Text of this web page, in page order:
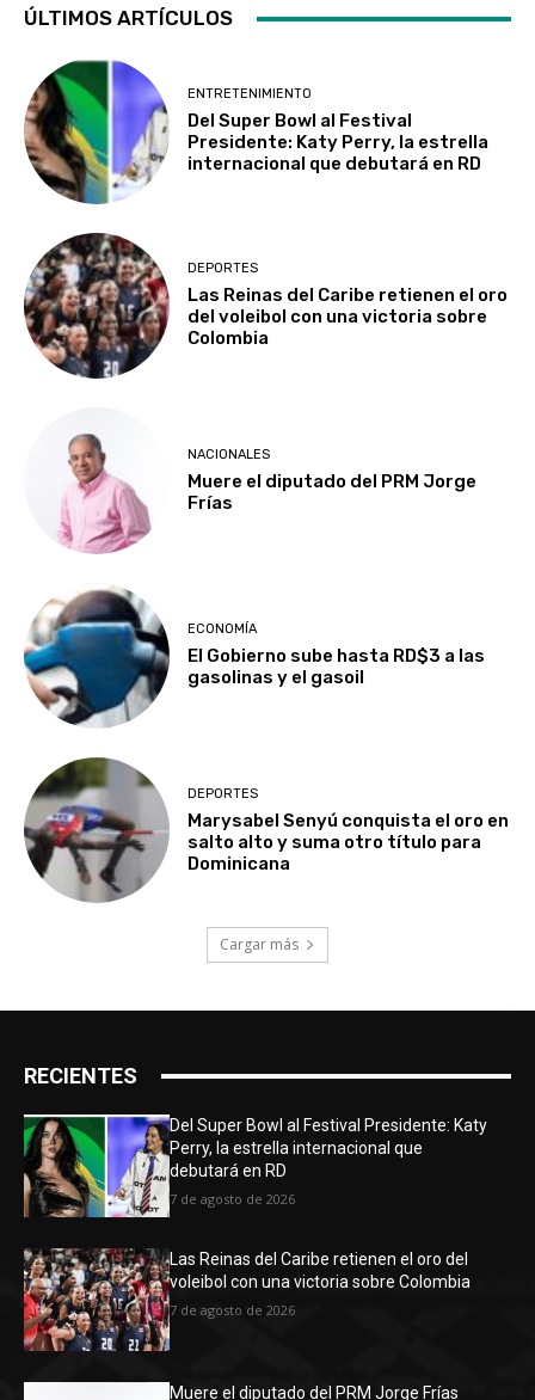
ÚLTIMOS ARTÍCULOS
ENTRETENIMIENTO
Del Super Bowl al Festival
Presidente: Katy Perry, la estrella
internacional que debutará en RD
DEPORTES
Las Reinas del Caribe retienen el oro
del voleibol con una victoria sobre
Colombia
NACIONALES
Muere el diputado del PRM Jorge
Frías
ECONOMÍA
El Gobierno sube hasta RD$3 a las
gasolinas y el gasoil
DEPORTES
Marysabel Senyú conquista el oro en
salto alto y suma otro título para
Dominicana
Cargar más
RECIENTES
Del Super Bowl al Festival Presidente: Katy
Perry, la estrella internacional que
debutará en RD
7 de agosto de 2026
Las Reinas del Caribe retienen el oro del
voleibol con una victoria sobre Colombia
7 de agosto de 2026
Muere el diputado del PRM Jorge Frías